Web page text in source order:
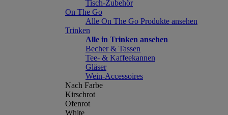
Tisch-Zubehör
On The Go
Alle On The Go Produkte ansehen
Trinken
Alle in Trinken ansehen
Becher & Tassen
Tee- & Kaffeekannen
Gläser
Wein-Accessoires
Nach Farbe
Kirschrot
Ofenrot
White